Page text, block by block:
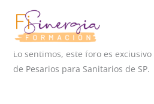
contenido
Lo sentimos, este foro es
de Pesarios para Sanitarios de SP.